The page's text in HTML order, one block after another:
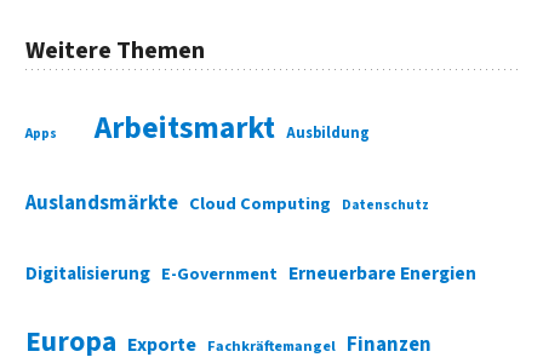
Weitere Themen
Apps Arbeitsmarkt Ausbildung
Auslandsmärkte Cloud Computing Datenschutz
Digitalisierung E-Government Erneuerbare Energien
Europa Exporte Fachkräftemangel Finanzen